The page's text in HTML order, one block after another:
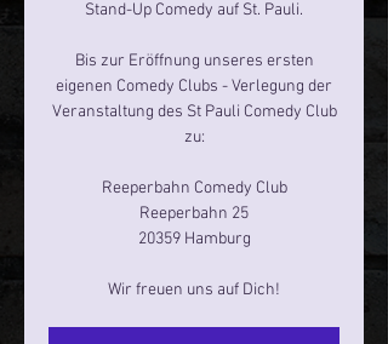
Stand-Up Comedy auf St. Pauli.
Bis zur Eröffnung unseres ersten
eigenen Comedy Clubs - Verlegung der
Veranstaltung des St Pauli Comedy Club
zu:
Reeperbahn Comedy Club
Reeperbahn 25
20359 Hamburg
Wir freuen uns auf Dich!